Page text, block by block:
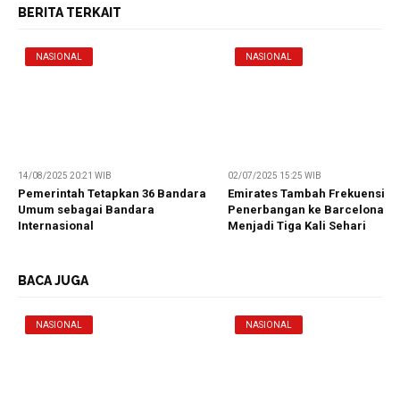
BERITA TERKAIT
NASIONAL
14/08/2025 20:21 WIB
Pemerintah Tetapkan 36 Bandara
Umum sebagai Bandara
Internasional
NASIONAL
02/07/2025 15:25 WIB
Emirates Tambah Frekuensi
Penerbangan ke Barcelona
Menjadi Tiga Kali Sehari
BACA JUGA
NASIONAL NASIONAL